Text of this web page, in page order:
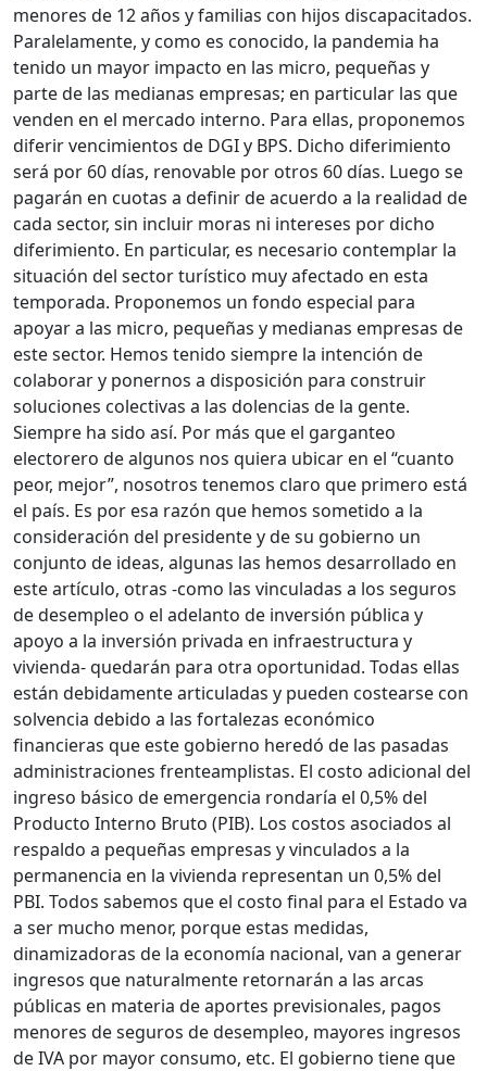
menores de 12 años y familias con hijos discapacitados.
Paralelamente, y como es conocido, la pandemia ha
tenido un mayor impacto en las micro, pequeñas y
parte de las medianas empresas; en particular las que
venden en el mercado interno. Para ellas, proponemos
diferir vencimientos de DGI y BPS. Dicho diferimiento
será por 60 días, renovable por otros 60 días. Luego se
pagarán en cuotas a definir de acuerdo a la realidad de
cada sector, sin incluir moras ni intereses por dicho
diferimiento. En particular, es necesario contemplar la
situación del sector turístico muy afectado en esta
temporada. Proponemos un fondo especial para
apoyar a las micro, pequeñas y medianas empresas de
este sector. Hemos tenido siempre la intención de
colaborar y ponernos a disposición para construir
soluciones colectivas a las dolencias de la gente.
Siempre ha sido así. Por más que el garganteo
electorero de algunos nos quiera ubicar en el “cuanto
peor, mejor”, nosotros tenemos claro que primero está
el país. Es por esa razón que hemos sometido a la
consideración del presidente y de su gobierno un
conjunto de ideas, algunas las hemos desarrollado en
este artículo, otras -como las vinculadas a los seguros
de desempleo o el adelanto de inversión pública y
apoyo a la inversión privada en infraestructura y
vivienda- quedarán para otra oportunidad. Todas ellas
están debidamente articuladas y pueden costearse con
solvencia debido a las fortalezas económico
financieras que este gobierno heredó de las pasadas
administraciones frenteamplistas. El costo adicional del
ingreso básico de emergencia rondaría el 0,5% del
Producto Interno Bruto (PIB). Los costos asociados al
respaldo a pequeñas empresas y vinculados a la
permanencia en la vivienda representan un 0,5% del
PBI. Todos sabemos que el costo final para el Estado va
a ser mucho menor, porque estas medidas,
dinamizadoras de la economía nacional, van a generar
ingresos que naturalmente retornarán a las arcas
públicas en materia de aportes previsionales, pagos
menores de seguros de desempleo, mayores ingresos
de IVA por mayor consumo, etc. El gobierno tiene que